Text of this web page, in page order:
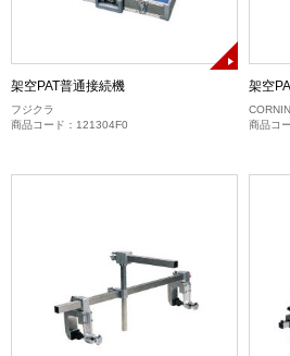
架空PAT普通接続機
フジクラ
商品コード：121304F0
架空
商品コ